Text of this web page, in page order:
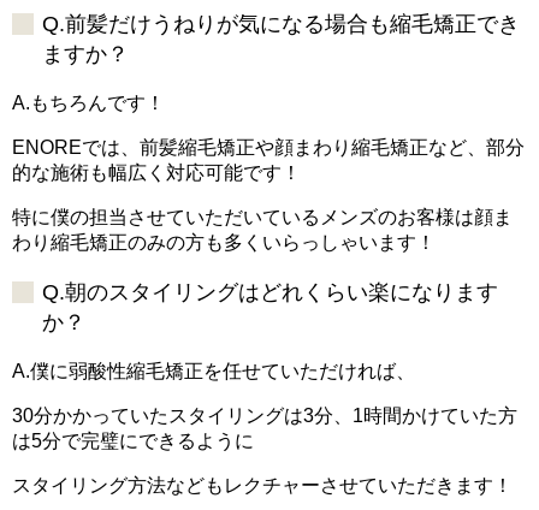
Q.前髪だけうねりが気になる場合も縮毛矯正でき
ますか？
A.もちろんです！
ENOREでは、前髪縮毛矯正や顔まわり縮毛矯正など、部分
的な施術も幅広く対応可能です！
特に僕の担当させていただいているメンズのお客様は顔ま
わり縮毛矯正のみの方も多くいらっしゃいます！
Q.朝のスタイリングはどれくらい楽になります
か？
A.僕に弱酸性縮毛矯正を任せていただければ、
30分かかっていたスタイリングは3分、1時間かけていた方
は5分で完璧にできるように
スタイリング方法などもレクチャーさせていただきます！